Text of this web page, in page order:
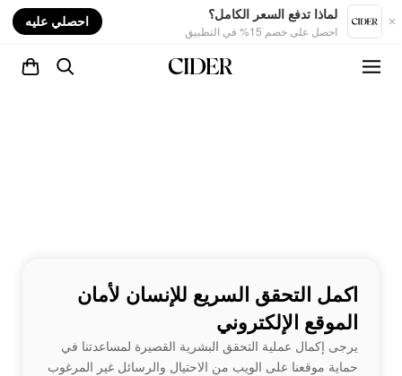
لماذا تدفع السعر الكامل؟
احصل على خصم 15% في التطبيق
احصلي عليه
اكمل التحقق السريع للإنسان لأمان
الموقع الإلكتروني
يرجى إكمال عملية التحقق البشرية القصيرة لمساعدتنا في
حماية موقعنا على الويب من الاحتيال والرسائل غير المرغوب